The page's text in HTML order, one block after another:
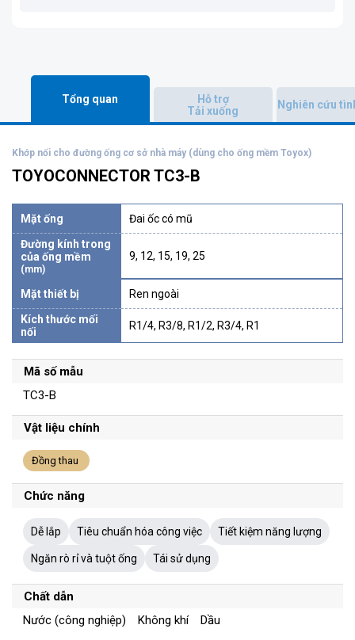
Tổng quan
Hỗ trợ
Tải xuống
Nghiên cứu
TOYOCONNECTOR TC3-B
Khớp nối cho đường ống cơ sở nhà máy (dùng cho ống mềm Toyox)
Mặt ống
Đai ốc có mũ
Đường kính trong
của ống mềm
(mm)
9, 12, 15, 19, 25
Mặt thiết bị
Ren ngoài
Kích thước mối
nối
R1/4, R3/8, R1/2, R3/4, R1
Mã số mẫu
TC3-B
Vật liệu chính
Đồng thau
Chức năng
Dễ lắp Tiêu chuẩn hóa công việc Tiết kiệm năng lượng
Ngăn rò rỉ và tuột ống Tái sử dụng
Chất dẫn
Nước (công nghiệp) Không khí Dầu